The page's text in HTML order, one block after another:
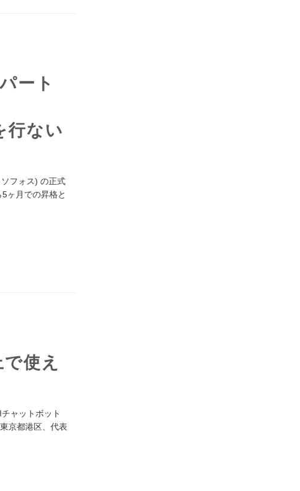
ート
行ない
フォス) の正式
ヶ月での昇格と
使え
ャットボット
京都港区、代表